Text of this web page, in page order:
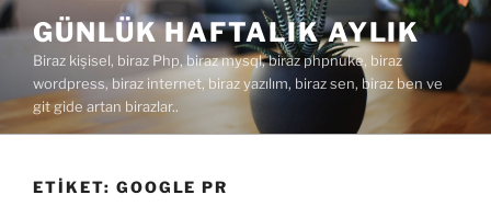
İçeriğe
geç
GÜNLÜK HAFTALIK AYLIK
Biraz kişisel, biraz Php, biraz mysql, biraz phpnuke, biraz
wordpress, biraz internet, biraz yazılım, biraz sen, biraz ben ve
git gide artan birazlar..
ETIKET: GOOGLE PR